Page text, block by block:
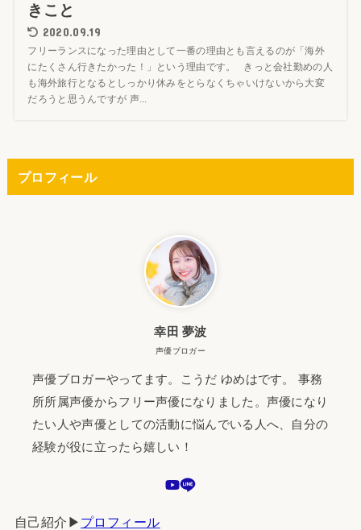
きこと
2020.09.19
フリーランスになった理由として一番の理由とも言えるのが「海外
にたくさん行きたかった！」という理由です。 きっと会社勤めの人
も海外旅行となるとしっかり休みをとらなくちゃいけないから大変
だろうと思うんですが 声...
プロフィール
幸田 夢波
声優ブロガー
声優ブロガーやってます。こうだ ゆめはです。 事務
所所属声優からフリー声優になりました。声優になり
たい人や声優としての活動に悩んでいる人へ、自分の
経験が役に立ったら嬉しい！
自己紹介▶︎ プロフィール